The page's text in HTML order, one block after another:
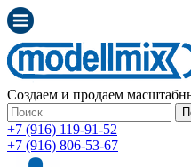
Создаем и продаем
+7 (916) 119-91-52
+7 (916) 806-53-67